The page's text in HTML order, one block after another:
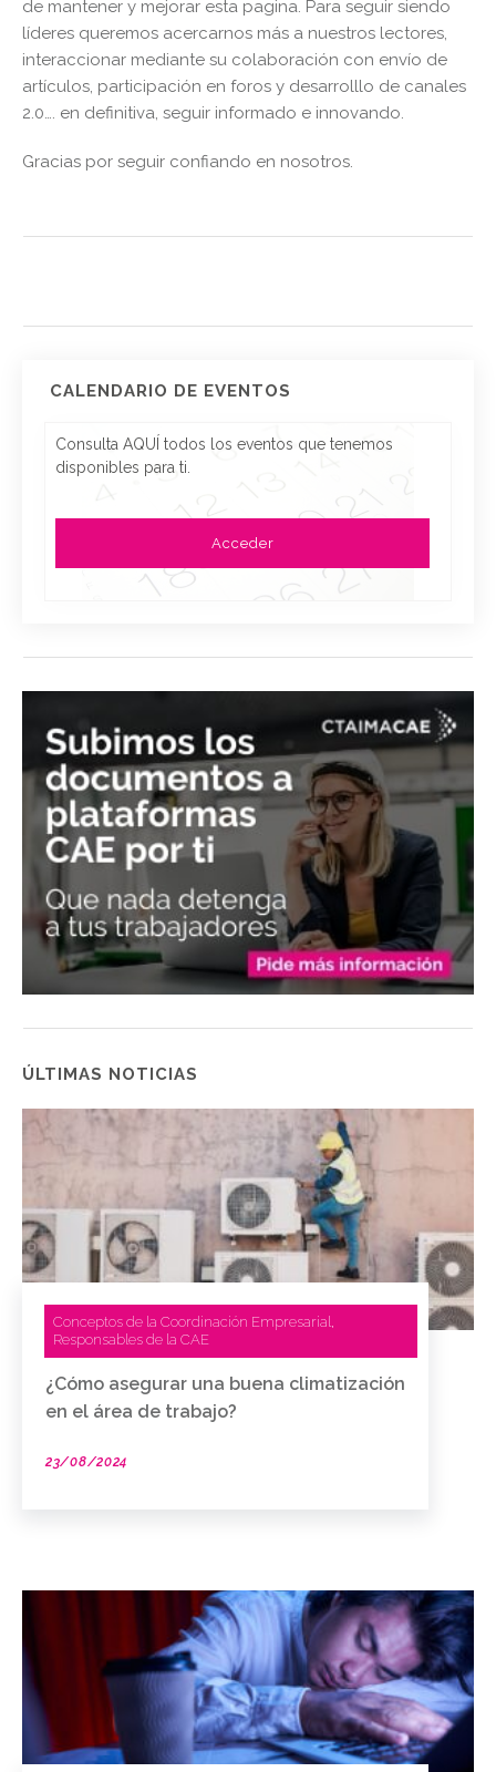
de mantener y mejorar esta pagina. Para seguir siendo
líderes queremos acercarnos más a nuestros lectores,
interaccionar mediante su colaboración con envío de
artículos, participación en foros y desarrolllo de canales
2.0…. en definitiva, seguir informado e innovando.
Gracias por seguir confiando en nosotros.
CALENDARIO DE EVENTOS
Consulta AQUÍ todos los eventos que tenemos
disponibles para ti.
Acceder
ÚLTIMAS NOTICIAS
Conceptos de la Coordinación Empresarial,
Responsables de la CAE
¿Cómo asegurar una buena climatización
en el área de trabajo?
23/08/2024